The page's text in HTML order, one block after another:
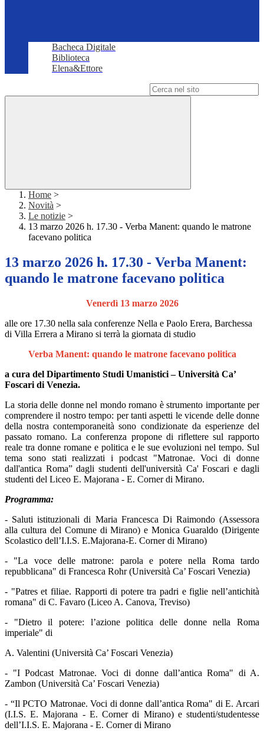
Bacheca Digitale
Biblioteca
Elena&Ettore
Home >
Novità >
Le notizie >
13 marzo 2026 h. 17.30 - Verba Manent: quando le matrone
facevano politica
13 marzo 2026 h. 17.30 - Verba Manent:
quando le matrone facevano politica
Venerdì 13 marzo 2026
alle ore 17.30 nella sala conferenze Nella e Paolo Erera, Barchessa
di Villa Errera a Mirano si terrà la giornata di studio
Verba Manent: quando le matrone facevano politica
a cura del Dipartimento Studi Umanistici – Università Ca’
Foscari di Venezia.
La storia delle donne nel mondo romano è strumento importante per
comprendere il nostro tempo: per tanti aspetti le vicende delle donne
della nostra contemporaneità sono condizionate da esperienze del
passato romano. La conferenza propone di riflettere sul rapporto
reale tra donne romane e politica e le sue evoluzioni nel tempo. Sul
tema sono stati realizzati i podcast "Matronae. Voci di donne
dall'antica Roma” dagli studenti dell'università Ca' Foscari e dagli
studenti del Liceo E. Majorana - E. Corner di Mirano.
Programma:
- Saluti istituzionali di Maria Francesca Di Raimondo (Assessora
alla cultura del Comune di Mirano) e Monica Guaraldo (Dirigente
Scolastico dell’I.I.S. E.Majorana-E. Corner di Mirano)
- "La voce delle matrone: parola e potere nella Roma tardo
repubblicana" di Francesca Rohr (Università Ca’ Foscari Venezia)
- "Patres et filiae. Rapporti di potere tra padri e figlie nell’antichità
romana" di C. Favaro (Liceo A. Canova, Treviso)
- "Dietro il potere: l’azione politica delle donne nella Roma
imperiale" di
A. Valentini (Università Ca’ Foscari Venezia)
- "I Podcast Matronae. Voci di donne dall’antica Roma" di A.
Zambon (Università Ca’ Foscari Venezia)
- “Il PCTO Matronae. Voci di donne dall’antica Roma" di E. Arcari
(I.I.S. E. Majorana - E. Corner di Mirano) e studenti/studentesse
dell’I.I.S. E. Majorana - E. Corner di Mirano